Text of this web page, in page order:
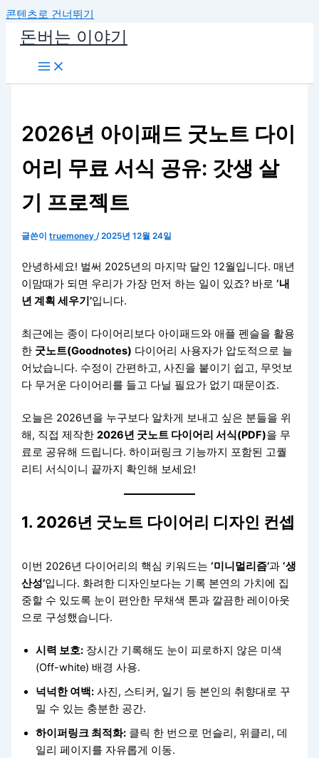
콘텐츠로 건너뛰기
돈버는 이야기
2026년 아이패드 굿노트 다이
어리 무료 서식 공유: 갓생 살
기 프로젝트
글쓴이truemoney/2025년 12월 24일
안녕하세요! 벌써 2025년의 마지막 달인 12월입니다. 매년
이맘때가 되면 우리가 가장 먼저 하는 일이 있죠? 바로‘내
년 계획 세우기’입니다.
최근에는 종이 다이어리보다 아이패드와 애플 펜슬을 활용
한 굿노트(Goodnotes) 다이어리 사용자가 압도적으로 늘
어났습니다. 수정이 간편하고, 사진을 붙이기 쉽고, 무엇보
다 무거운 다이어리를 들고 다닐 필요가 없기 때문이죠.
오늘은 2026년을 누구보다 알차게 보내고 싶은 분들을 위
해, 직접 제작한2026년 굿노트 다이어리 서식(PDF)을 무
료로 공유해 드립니다. 하이퍼링크 기능까지 포함된 고퀄
리티 서식이니 끝까지 확인해 보세요!
1. 2026년 굿노트 다이어리 디자인 컨셉
이번 2026년 다이어리의 핵심 키워드는‘미니멀리즘’과‘생
산성’입니다. 화려한 디자인보다는 기록 본연의 가치에 집
중할 수 있도록 눈이 편안한 무채색 톤과 깔끔한 레이아웃
으로 구성했습니다.
시력 보호: 장시간 기록해도 눈이 피로하지 않은 미색
(Off-white) 배경 사용.
넉넉한 여백: 사진, 스티커, 일기 등 본인의 취향대로 꾸
밀 수 있는 충분한 공간.
하이퍼링크 최적화: 클릭 한 번으로 먼슬리, 위클리, 데
일리 페이지를 자유롭게 이동.